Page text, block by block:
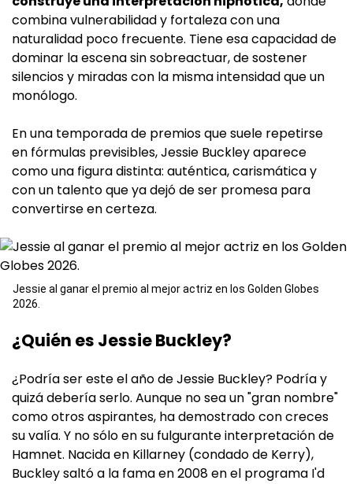
combina vulnerabilidad y fortaleza con una
naturalidad poco frecuente. Tiene esa capacidad de
dominar la escena sin sobreactuar, de sostener
silencios y miradas con la misma intensidad que un
monólogo.
En una temporada de premios que suele repetirse
en fórmulas previsibles, Jessie Buckley aparece
como una figura distinta: auténtica, carismática y
con un talento que ya dejó de ser promesa para
convertirse en certeza.
Jessie al ganar el premio al mejor actriz en los Golden Globes
2026.
¿Quién es Jessie Buckley?
¿Podría ser este el año de Jessie Buckley? Podría y
quizá debería serlo. Aunque no sea un "gran nombre"
como otros aspirantes, ha demostrado con creces
su valía. Y no sólo en su fulgurante interpretación de
Hamnet. Nacida en Killarney (condado de Kerry),
Buckley saltó a la fama en 2008 en el programa I'd